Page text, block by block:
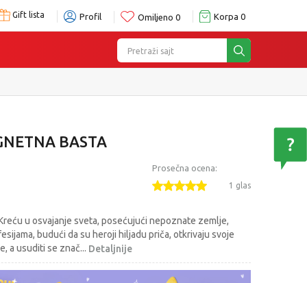
Gift lista Profil Omiljeno 0 Korpa 0
Pretraži sajt
BASTA
Prosečna ocena:
1 glas
u osvajanje sveta, posećujući nepoznate zemlje,
budući da su heroji hiljadu priča, otkrivaju svoje
a usuditi se znač... Detaljnije